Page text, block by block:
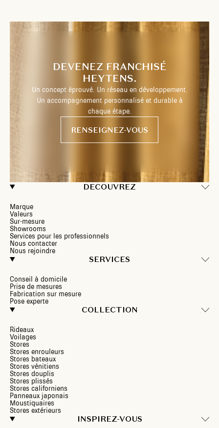
DECOUVREZ
Marque
Valeurs
Sur-mesure
Showrooms
Services pour les professionnels
Nous contacter
Nous rejoindre
SERVICES
Conseil à domicile
Prise de mesures
Fabrication sur mesure
Pose experte
COLLECTION
Rideaux
Voilages
Stores
Stores enrouleurs
Stores bateaux
Stores vénitiens
Stores douplis
Stores plissés
Stores californiens
Panneaux japonais
Moustiquaires
Stores extérieurs
INSPIREZ-VOUS
DEVENEZ FRANCHISÉ
HEYTENS.
Un concept éprouvé. Un réseau en développement.
Un accompagnement personnalisé et durable à
chaque étape.
RENSEIGNEZ-VOUS